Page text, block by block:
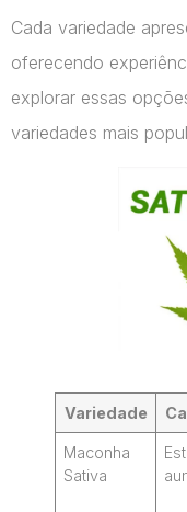
Cada variedade
oferecendo
explorar essas
variedades mais
Variedade
Maconha
Sativa